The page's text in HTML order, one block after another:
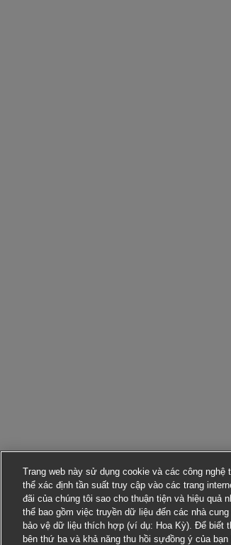
Trang web này sử dụng cookie và các công
thể xác định tần suất truy cập vào các trang
đãi của chúng tôi sao cho thuận tiện và hiệu quả
thể bao gồm việc truyền dữ liệu đến các nhà
bảo vệ dữ liệu thích hợp (ví dụ: Hoa Kỳ). Để biết
bên thứ ba và khả năng thu hồi sựđồng ý của